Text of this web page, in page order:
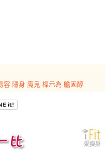
容 隱身 魔鬼 標示為 膽固醇